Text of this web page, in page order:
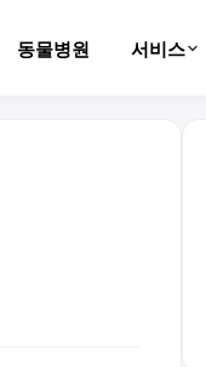
동물병원 서비스